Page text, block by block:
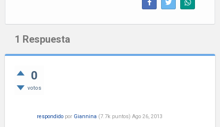
1 Respuesta
0
votos
respondido por Giannina (7.7k puntos) Ago 26, 2013